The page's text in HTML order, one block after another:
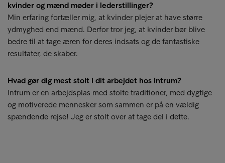
kvinder og mænd møder i lederstillinger?
Min erfaring fortæller mig, at kvinder plejer at have større
ydmyghed end mænd. Derfor tror jeg, at kvinder bør blive
bedre til at tage æren for deres indsats og de fantastiske
resultater, de skaber.
Hvad gør dig mest stolt i dit arbejdet hos Intrum?
Intrum er en arbejdsplas med stolte traditioner, med dygtige
og motiverede mennesker som sammen er på en vældig
spændende rejse! Jeg er stolt over at tage del i dette.